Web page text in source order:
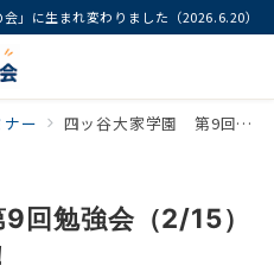
」に生まれ変わりました（2026.6.20）
ナー 四ッ谷大家学園 第9回勉強会（2/15）が開催されました！
回勉強会（2/15）